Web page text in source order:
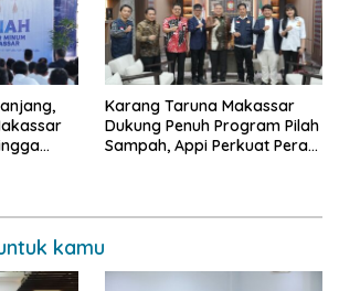
Karang Taruna Makassar
Dukung Penuh Program Pilah
Sampah, Appi Perkuat Peran
kamu